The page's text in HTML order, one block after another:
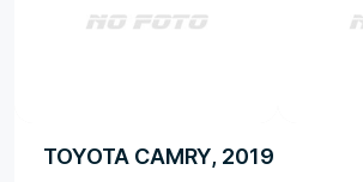
TOYOTA CAMRY, 2019